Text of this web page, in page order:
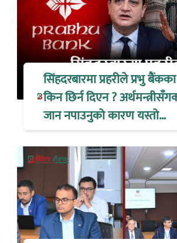
सिंहदरबारमा प्रहरीले प्रभु
किन छिर्न दिएन ?
जान नपाउनुको कारण यस्तो…